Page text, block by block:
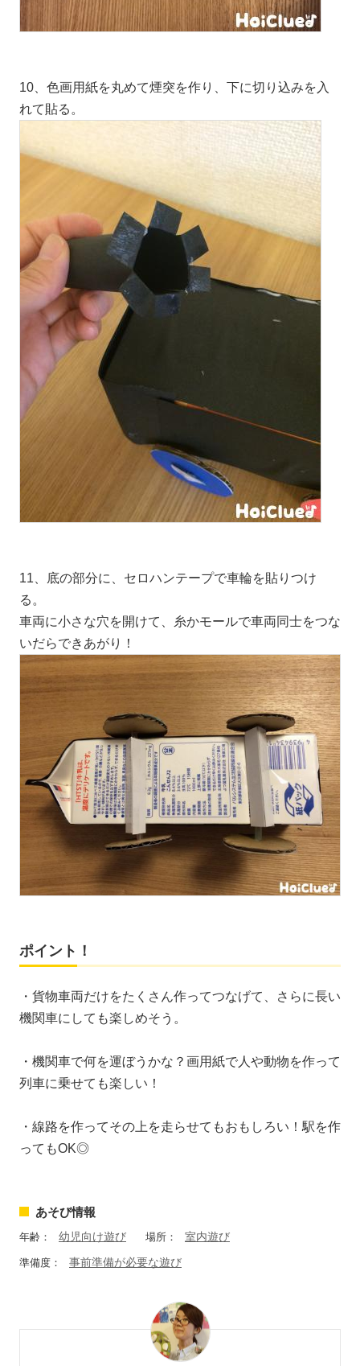
10、色画用紙を丸めて煙突を作り、下に切り込みを入
れて貼る。
11、底の部分に、セロハンテープで車輪を貼りつけ
る。
車両に小さな穴を開けて、糸かモールで車両同士をつな
いだらできあがり！
ポイント！
・貨物車両だけをたくさん作ってつなげて、さらに長い
機関車にしても楽しめそう。
・機関車で何を運ぼうかな？画用紙で人や動物を作って
列車に乗せても楽しい！
・線路を作ってその上を走らせてもおもしろい！駅を作
ってもOK◎
あそび情報
年齢： 幼児向け遊び 場所： 室内遊び
準備度： 事前準備が必要な遊び